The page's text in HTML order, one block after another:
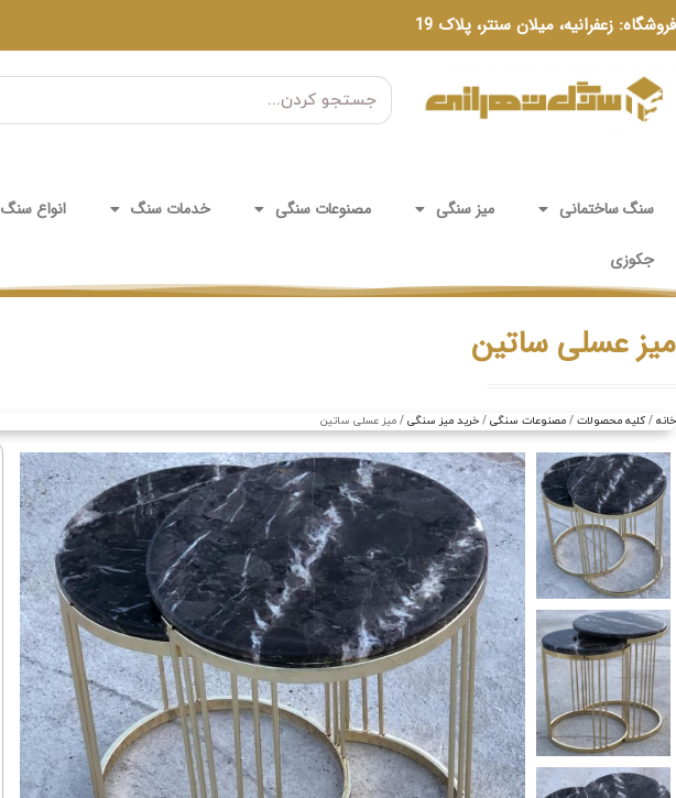
فروشگاه: زعفرانیه، میلان سنتر، پلاک 19
سنگ ساختمانی میز سنگی مصنوعات سنگی خدمات سنگ انواع سنگ
جکوزی
میز عسلی ساتین
خانه کلیه محصولات مصنوعات سنگی خرید میز سنگی میز عسلی ساتین